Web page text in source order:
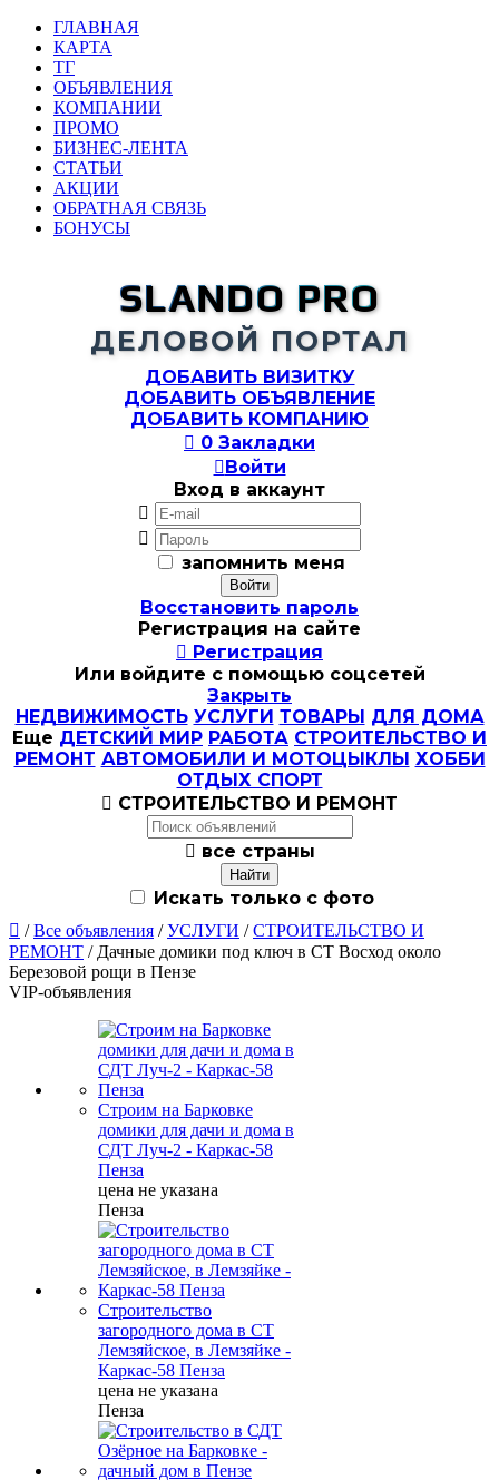
ГЛАВНАЯ
КАРТА
ТГ
ОБЪЯВЛЕНИЯ
КОМПАНИИ
ПРОМО
БИЗНЕС-ЛЕНТА
СТАТЬИ
АКЦИИ
ОБРАТНАЯ СВЯЗЬ
БОНУСЫ
SLANDO PRO
ДЕЛОВОЙ ПОРТАЛ
ДОБАВИТЬ ВИЗИТКУ
ДОБАВИТЬ ОБЪЯВЛЕНИЕ
ДОБАВИТЬ КОМПАНИЮ
 0 Закладки
Войти
Вход в аккаунт


запомнить меня
Восстановить пароль
Регистрация на сайте
 Регистрация
Или войдите с помощью соцсетей
Закрыть
НЕДВИЖИМОСТЬ УСЛУГИ ТОВАРЫ ДЛЯ ДОМА
Еще ДЕТСКИЙ МИР РАБОТА СТРОИТЕЛЬСТВО И
РЕМОНТ АВТОМОБИЛИ И МОТОЦЫКЛЫ ХОББИ
ОТДЫХ СПОРТ
 СТРОИТЕЛЬСТВО И РЕМОНТ
 все страны
Искать только с фото
 /Все объявления /УСЛУГИ /СТРОИТЕЛЬСТВО И
РЕМОНТ / Дачные домики под ключ в СТ Восход около
Березовой рощи в Пензе
VIP-объявления
Строим на Барковке
домики для дачи и дома в
СДТ Луч-2 - Каркас-58
Пенза
цена не указана
Пенза
Строительство
загородного дома в СТ
Лемзяйское, в Лемзяйке -
Каркас-58 Пенза
цена не указана
Пенза